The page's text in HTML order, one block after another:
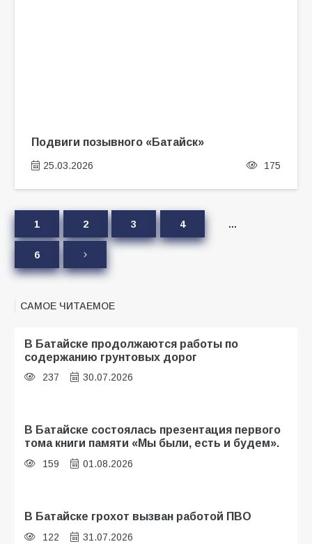
Подвиги позывного «Батайск»
25.03.2026 175
1 2 3 4 …
6
САМОЕ ЧИТАЕМОЕ
В Батайске продолжаются работы по
содержанию грунтовых дорог
237 30.07.2026
В Батайске состоялась презентация первого
тома книги памяти «Мы были, есть и будем».
159 01.08.2026
В Батайске грохот вызван работой ПВО
122 31.07.2026